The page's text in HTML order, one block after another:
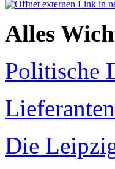
Alles
Politische
Lieferanten
Die